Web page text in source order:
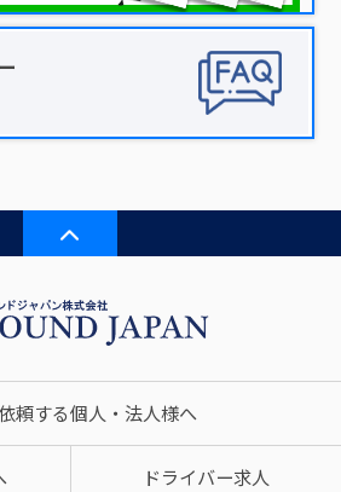
頼する個人・法人様へ
ドライバー求人